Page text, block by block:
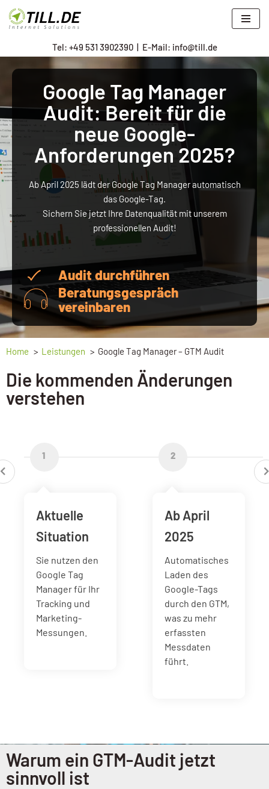
Zum
Tel: +49 531 3902390| E-Mail: info@till.de
Google Tag Manager
Audit: Bereit für die
neue Google-
Anforderungen 2025?
Ab April 2025 lädt der Google Tag Manager automatisch
das Google-Tag.
Sichern Sie jetzt Ihre Datenqualität mit unserem
professionellen Audit!
Audit durchführen
Beratungsgespräch
vereinbaren
Home Leistungen Google Tag Manager – GTM Audit
Die kommenden Änderungen
verstehen
1
Aktuelle
Situation
Sie nutzen den
Google Tag
Manager für Ihr
Tracking und
Marketing-
Messungen.
2
Ab April
2025
Automatisches
Laden des
Google-Tags
durch den GTM,
was zu mehr
erfassten
Messdaten
führt.
Warum ein GTM-Audit jetzt
sinnvoll ist